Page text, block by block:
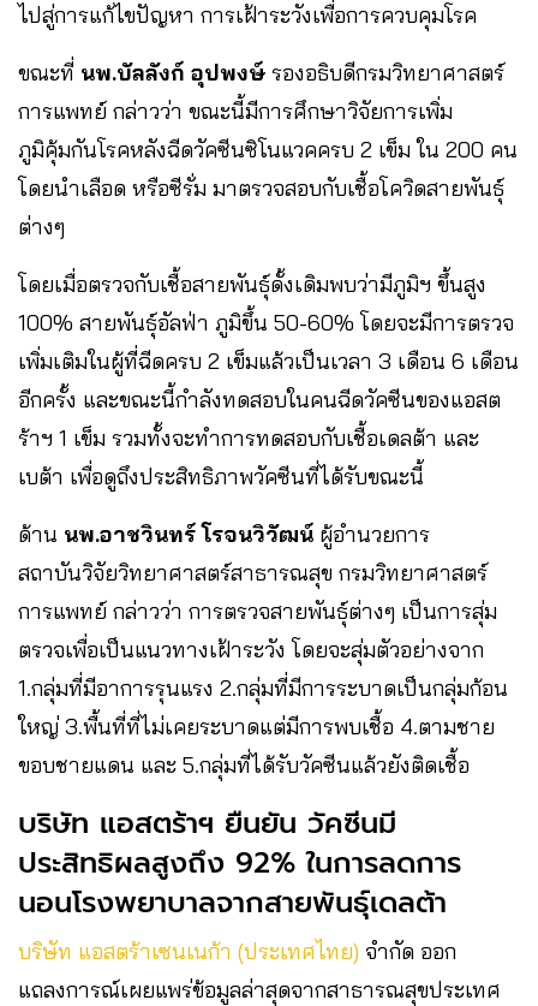
ไปสู่การแก้ไขปัญหา การเฝ้าระวังเพื่อการควบคุมโรค
ขณะที่ นพ.บัลลังก์ อุปพงษ์ รองอธิบดีกรมวิทยาศาสตร์
การแพทย์ กล่าวว่า ขณะนี้มีการศึกษาวิจัยการเพิ่ม
ภูมิคุ้มกันโรคหลังฉีดวัคซีนซิโนแวคครบ 2 เข็ม ใน 200 คน
โดยนำเลือด หรือซีรั่ม มาตรวจสอบกับเชื้อโควิดสายพันธุ์
ต่างๆ
โดยเมื่อตรวจกับเชื้อสายพันธุ์ดั้งเดิมพบว่ามีภูมิฯ ขึ้นสูง
100% สายพันธุ์อัลฟ่า ภูมิขึ้น 50-60% โดยจะมีการตรวจ
เพิ่มเติมในผู้ที่ฉีดครบ 2 เข็มแล้วเป็นเวลา 3 เดือน 6 เดือน
อีกครั้ง และขณะนี้กำลังทดสอบในคนฉีดวัคซีนของแอสต
ร้าฯ 1 เข็ม รวมทั้งจะทำการทดสอบกับเชื้อเดลต้า และ
เบต้า เพื่อดูถึงประสิทธิภาพวัคซีนที่ได้รับขณะนี้
ด้าน นพ.อาชวินทร์ โรจนวิวัฒน์ ผู้อำนวยการ
สถาบันวิจัยวิทยาศาสตร์สาธารณสุข กรมวิทยาศาสตร์
การแพทย์ กล่าวว่า การตรวจสายพันธุ์ต่างๆ เป็นการสุ่ม
ตรวจเพื่อเป็นแนวทางเฝ้าระวัง โดยจะสุ่มตัวอย่างจาก
1.กลุ่มที่มีอาการรุนแรง 2.กลุ่มที่มีการระบาดเป็นกลุ่มก้อน
ใหญ่ 3.พื้นที่ที่ไม่เคยระบาดแต่มีการพบเชื้อ 4.ตามชาย
ขอบชายแดน และ 5.กลุ่มที่ได้รับวัคซีนแล้วยังติดเชื้อ
บริษัท แอสตร้าฯ ยืนยัน วัคซีนมี
ประสิทธิผลสูงถึง 92% ในการลดการ
นอนโรงพยาบาลจากสายพันธุ์เดลต้า
บริษัท แอสตร้าเซนเนก้า (ประเทศไทย) จำกัด ออก
แถลงการณ์เผยแพร่ข้อมูลล่าสุดจากสาธารณสุขประเทศ